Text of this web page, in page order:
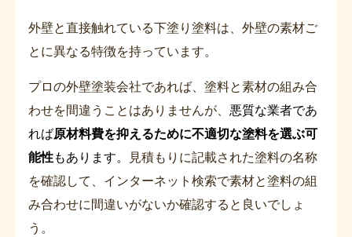
外壁と直接触れている下塗り塗料は、外壁の素材ご
とに異なる特徴を持っています。
プロの外壁塗装会社であれば、塗料と素材の組み合
わせを間違うことはありませんが、 悪質な業者であ
れば原材料費を抑えるために不適切な塗料を選ぶ可
能性もあります。
見積もりに記載された塗料の名称
を確認して、インターネット検索で素材と塗料の組
み合わせに間違いがないか確認すると良いでしょ
う。